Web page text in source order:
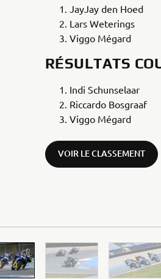
JayJay den Hoed
Lars Weterings
Viggo Mégard
RÉSULTATS
Indi Schunselaar
Riccardo Bosgraaf
Viggo Mégard
VOIR LE CLASSEMENT